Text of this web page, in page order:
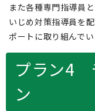
また各種専門指導員
いじめ対策指導員を
ポートに取り組んでい
プラン4
ン